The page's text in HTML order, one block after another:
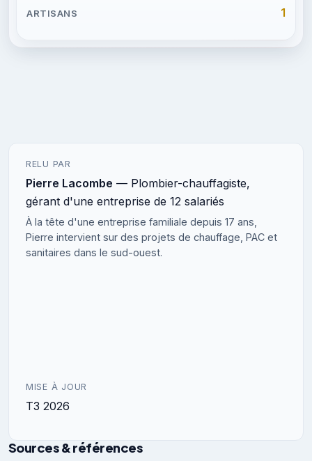
1
RELU PAR
Pierre Lacombe — Plombier-chauffagiste,
gérant d'une entreprise de 12 salariés
À la tête d'une entreprise familiale depuis 17 ans,
Pierre intervient sur des projets de chauffage, PAC et
sanitaires dans le sud-ouest.
MISE À JOUR
T3 2026
Sources & références